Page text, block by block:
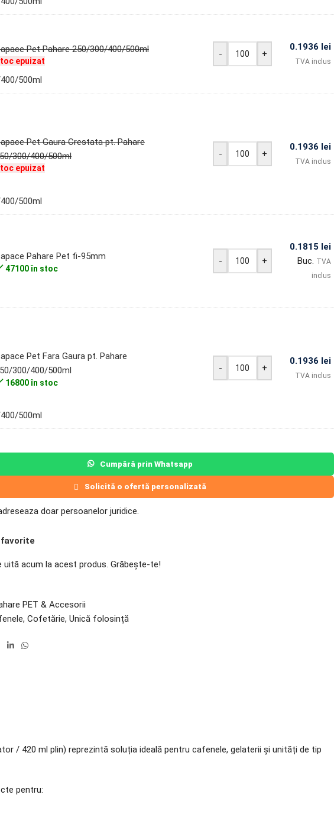
Pet Pahare 250/300/400/500ml
epuizat
- +
0.1936 lei
TVA inclus
Pet Gaura Crestata pt. Pahare
300/400/500ml
epuizat
- +
0.1936 lei
TVA inclus
Pahare Pet fi-95mm
47100 în stoc
- +
0.1815 lei
Buc. TVA
inclus
Pet Fara Gaura pt. Pahare
300/400/500ml
16800 în stoc
- +
0.1936 lei
TVA inclus
Cumpără prin Whatsapp
Solicită o ofertă personalizată
doar persoanelor juridice.
uită acum la acest produs. Grăbește-te!
PET & Accesorii
, Cofetărie, Unică folosință
/ 420 ml plin) reprezintă soluția ideală pentru cafenele, gelaterii și unități de tip
pentru: